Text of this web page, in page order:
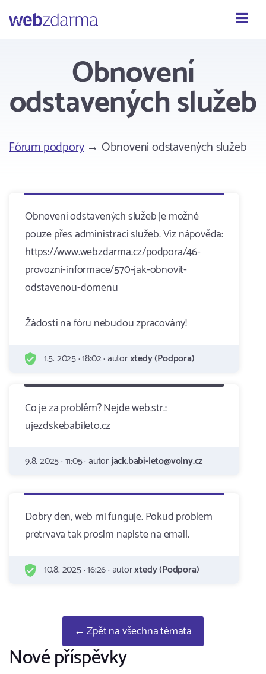
Webzdarma
Obnovení
odstavených služeb
Fórum podpory→ Obnovení odstavených služeb
Obnovení odstavených služeb je možné
pouze přes administraci služeb. Viz nápověda:
https://www.webzdarma.cz/podpora/46-
provozni-informace/570-jak-obnovit-
odstavenou-domenu
Žádosti na fóru nebudou zpracovány!
1.5. 2025 · 18:02 · autorxtedy (Podpora)
Co je za problém? Nejde web.str.:
ujezdskebabileto.cz
9.8. 2025 · 11:05 · autorjack.babi-leto@volny.cz
Dobry den, web mi funguje. Pokud problem
pretrvava tak prosim napiste na email.
10.8. 2025 · 16:26 · autorxtedy (Podpora)
← Zpět na všechna témata
Nové příspěvky